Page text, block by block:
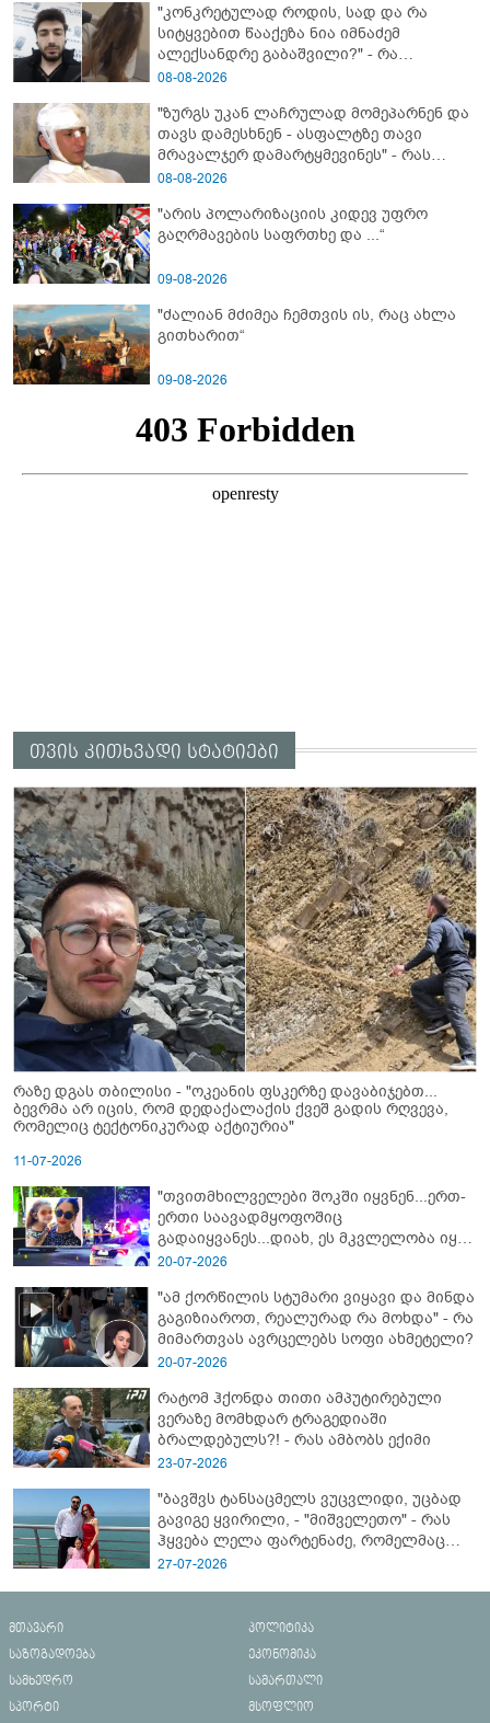
"კონკრეტულად როდის, სად და რა
სიტყვებით წააქეზა ნია იმნაძემ
ალექსანდრე გაბაშვილი?" - რა
მიმართვას ავრცელებს ნია იმნაძის
08-08-2026
"ზურგს უკან ლაჩრულად მომეპარნენ და
თავს დამესხნენ - ასფალტზე თავი
მრავალჯერ დამარტყმევინეს" - რას
ჰყვება კურიერი, რომელსაც
გაუსწორდნენ?
08-08-2026
"არის პოლარიზაციის კიდევ უფრო
გაღრმავების საფრთხე და ...“
09-08-2026
"ძალიან მძიმეა ჩემთვის ის, რაც ახლა
გითხარით“
09-08-2026
თვის კითხვადი სტატიები
რაზე დგას თბილისი - "ოკეანის ფსკერზე დავაბიჯებთ...
ბევრმა არ იცის, რომ დედაქალაქის ქვეშ გადის რღვევა,
რომელიც ტექტონიკურად აქტიურია"
11-07-2026
"თვითმხილველები შოკში იყვნენ...ერთ-
ერთი საავადმყოფოშიც
გადაიყვანეს...დიახ, ეს მკვლელობა იყო"
- გორში დატრიალებული ტრაგედიის
20-07-2026
"ამ ქორწილის სტუმარი ვიყავი და მინდა
გაგიზიაროთ, რეალურად რა მოხდა" - რა
მიმართვას ავრცელებს სოფი ახმეტელი?
20-07-2026
რატომ ჰქონდა თითი ამპუტირებული
ვერაზე მომხდარ ტრაგედიაში
ბრალდებულს?! - რას ამბობს ექიმი
23-07-2026
"ბავშვს ტანსაცმელს ვუცვლიდი, უცბად
გავიგე ყვირილი, - "მიშველეთო" - რას
ჰყვება ლელა ფარტენაძე, რომელმაც
ბათუმში 16 წლის ბიჭი ზღვაში
27-07-2026
მთავარი
პოლიტიკა
საზოგადოება
ეკონომიკა
სამხედრო
სამართალი
სპორტი
მსოფლიო